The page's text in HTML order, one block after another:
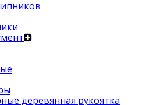
деревянная рукоятка